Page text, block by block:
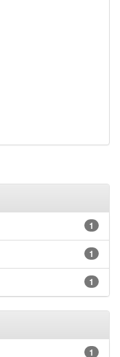
1
1
1
1